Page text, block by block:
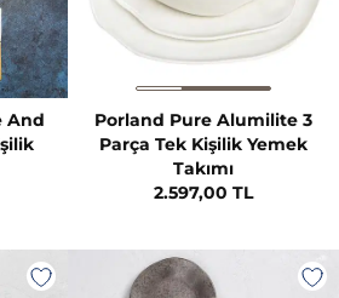
And
Porland Pure Alumilite 3
Parça Tek Kişilik Yemek
Takımı
2.597,00 TL